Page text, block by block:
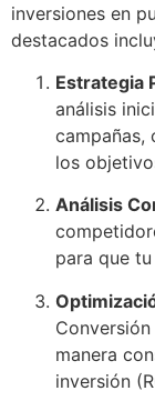
inversiones en
destacados
Estrategia
análisis
campañas,
los
Análisis
para que
manera
inversión